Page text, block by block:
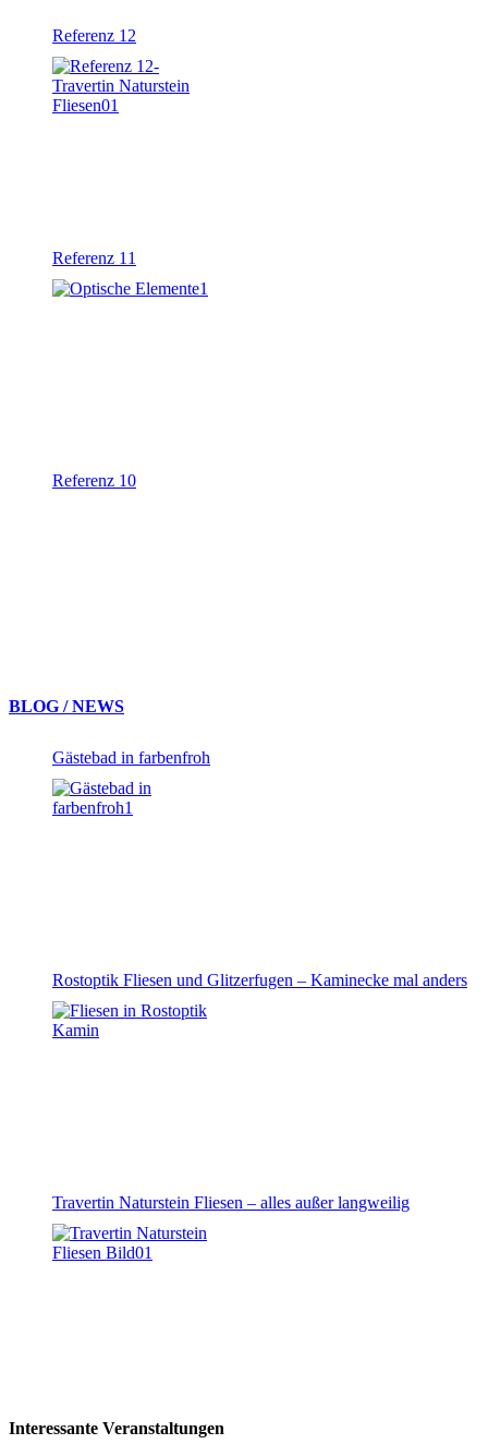
Referenz 12
Referenz 11
Referenz 10
BLOG / NEWS
Gästebad in farbenfroh
Rostoptik Fliesen und Glitzerfugen – Kaminecke mal anders
Travertin Naturstein Fliesen – alles außer langweilig
Interessante Veranstaltungen